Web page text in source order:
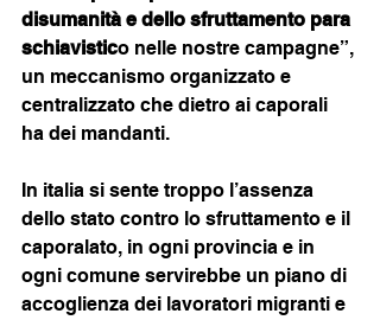
disumanità e dello sfruttamento para
schiavistico nelle nostre campagne”,
un meccanismo organizzato e
centralizzato che dietro ai caporali
ha dei mandanti.
In italia si sente troppo l’assenza
dello stato contro lo sfruttamento e il
caporalato, in ogni provincia e in
ogni comune servirebbe un piano di
accoglienza dei lavoratori migranti e